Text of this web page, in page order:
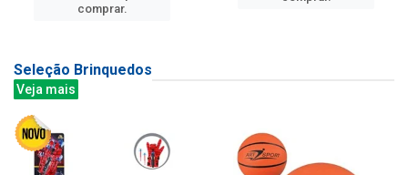
comprar.
Seleção Brinquedos
Veja mais